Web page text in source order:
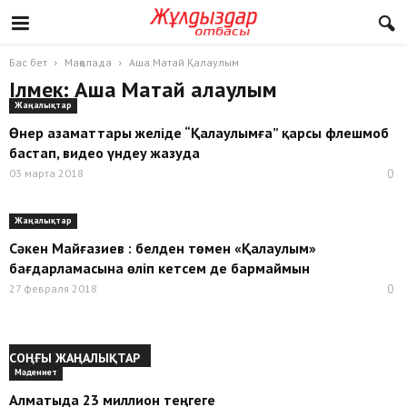
Бас бет Мақалада Аша Матай Қалаулым
Ілмек: Аша Матай Қалаулым
Жаңалықтар
Өнер азаматтары желіде “Қалаулымға” қарсы флешмоб
бастап, видео үндеу жазуда
03 марта 2018 0
Жаңалықтар
Сәкен Майғазиев : белден төмен «Қалаулым»
бағдарламасына өліп кетсем де бармаймын
27 февраля 2018 0
СОҢҒЫ ЖАҢАЛЫҚТАР
Мәдениет
Алматыда 23 миллион теңгеге